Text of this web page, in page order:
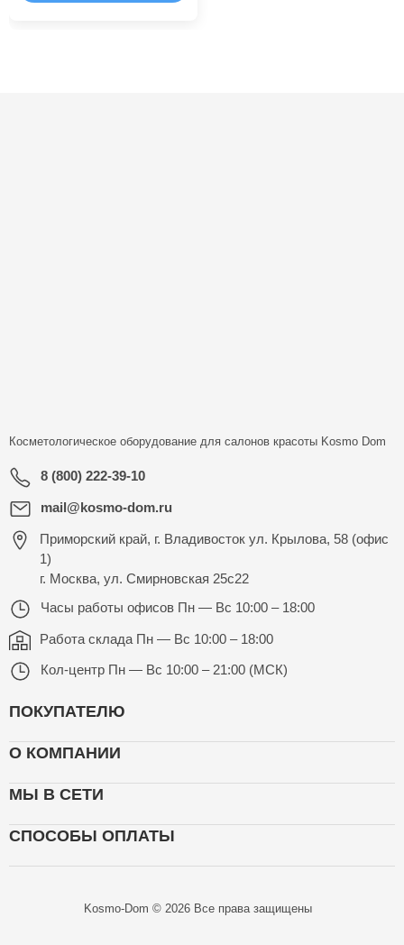
Косметологическое оборудование для салонов красоты Kosmo Dom
8 (800) 222-39-10
mail@kosmo-dom.ru
Приморский край, г. Владивосток ул. Крылова, 58 (офис
1)
г. Москва, ул. Смирновская 25с22
Часы работы офисов Пн — Вс 10:00 – 18:00
Работа склада Пн — Вс 10:00 – 18:00
Кол-центр Пн — Вс 10:00 – 21:00 (МСК)
ПОКУПАТЕЛЮ
О КОМПАНИИ
МЫ В СЕТИ
СПОСОБЫ ОПЛАТЫ
Kosmo-Dom © 2026 Все права защищены